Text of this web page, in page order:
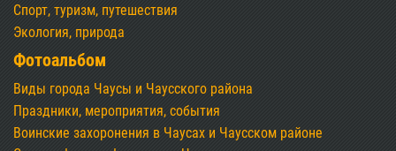
Спорт, туризм, путешествия
Экология, природа
Фотоальбом
Виды города Чаусы и Чаусского района
Праздники, мероприятия, события
Воинские захоронения в Чаусах и Чаусском районе